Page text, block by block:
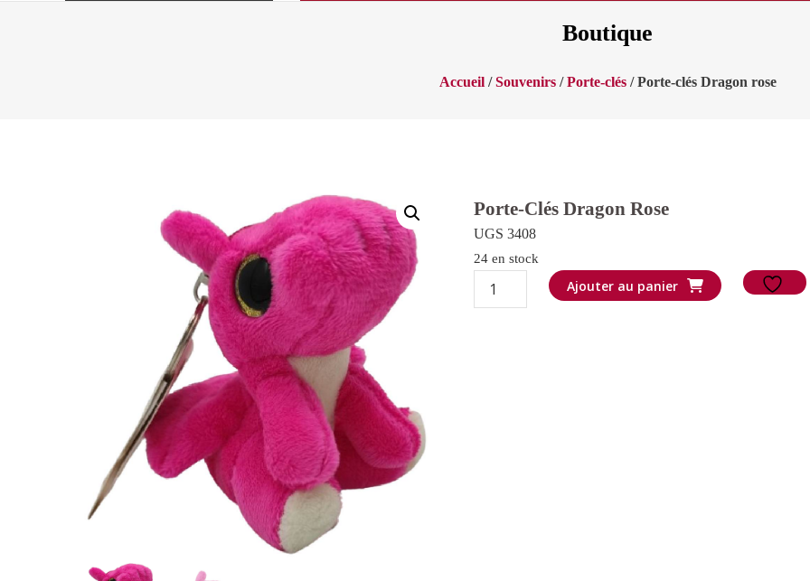
Boutique
Accueil/Souvenirs/Porte-clés/ Porte-clés Dragon rose
Porte-Clés Dragon Rose
UGS 3408
24 en stock
quantité
de
Ajouter au panier